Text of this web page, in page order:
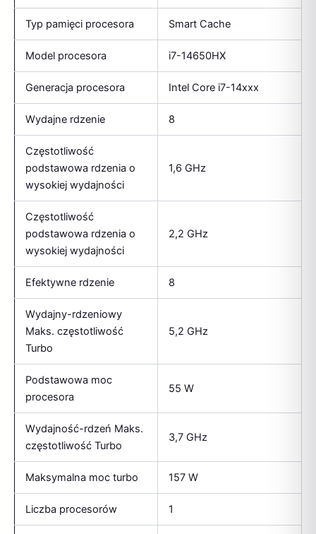
Typ pamięci procesora Smart Cache
Model procesora i7-14650HX
Generacja procesora Intel Core i7-14xxx
Wydajne rdzenie 8
Częstotliwość
podstawowa rdzenia o
wysokiej wydajności
1,6 GHz
Częstotliwość
podstawowa rdzenia o
wysokiej wydajności
2,2 GHz
Efektywne rdzenie 8
Wydajny-rdzeniowy
Maks. częstotliwość
Turbo
5,2 GHz
Podstawowa moc
procesora
55 W
Wydajność-rdzeń Maks.
częstotliwość Turbo
3,7 GHz
Maksymalna moc turbo 157 W
Liczba procesorów 1